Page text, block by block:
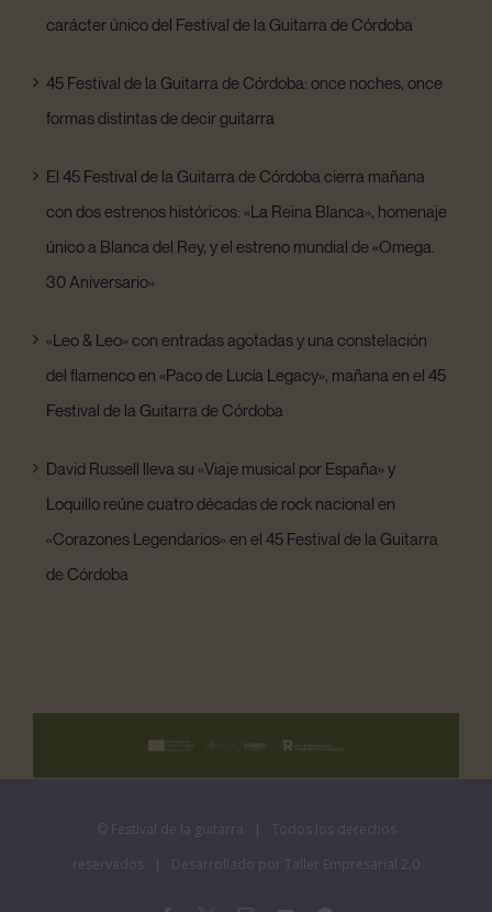
carácter único del Festival de la Guitarra de Córdoba
45 Festival de la Guitarra de Córdoba: once noches, once
formas distintas de decir guitarra
El 45 Festival de la Guitarra de Córdoba cierra mañana
con dos estrenos históricos: «La Reina Blanca», homenaje
único a Blanca del Rey, y el estreno mundial de «Omega.
30 Aniversario»
«Leo & Leo» con entradas agotadas y una constelación
del flamenco en «Paco de Lucía Legacy», mañana en el 45
Festival de la Guitarra de Córdoba
David Russell lleva su «Viaje musical por España» y
Loquillo reúne cuatro décadas de rock nacional en
«Corazones Legendarios» en el 45 Festival de la Guitarra
de Córdoba
© Festival de la guitarra
| Todos los derechos
reservados | Desarrollado por Taller Empresarial 2.0